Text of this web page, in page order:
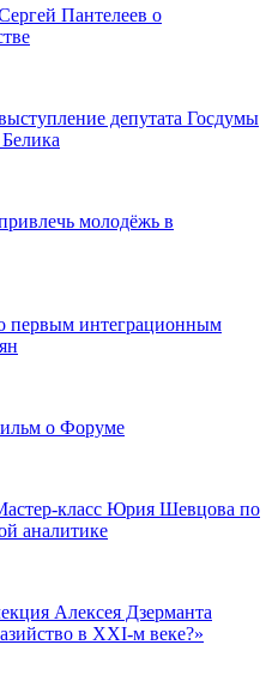
Пантелеев о
депутата Госдумы
молодёжь в
первым интеграционным
о Форуме
класс Юрия Шевцова по
аналитике
Алексея Дзерманта
в XXI-м веке?»